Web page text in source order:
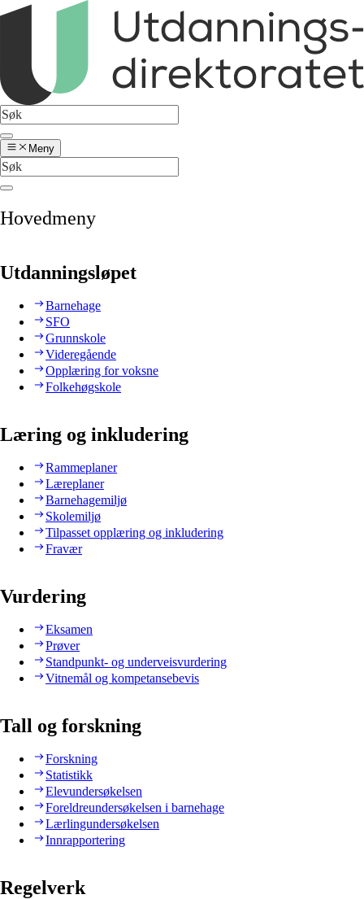
Meny
Hovedmeny
Utdanningsløpet
Barnehage
SFO
Grunnskole
Videregående
Opplæring for voksne
Folkehøgskole
Læring og inkludering
Rammeplaner
Læreplaner
Barnehagemiljø
Skolemiljø
Tilpasset opplæring og inkludering
Fravær
Vurdering
Eksamen
Prøver
Standpunkt- og underveisvurdering
Vitnemål og kompetansebevis
Tall og forskning
Forskning
Statistikk
Elevundersøkelsen
Foreldreundersøkelsen i barnehage
Lærlingundersøkelsen
Innrapportering
Regelverk